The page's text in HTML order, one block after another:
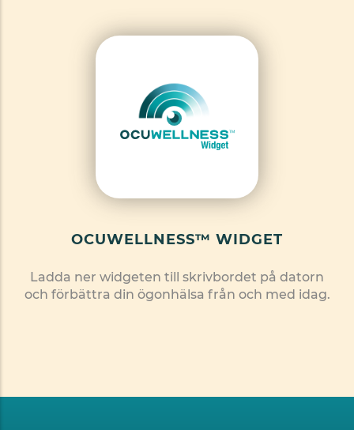
OCUWELLNESS™ WIDGET
Ladda ner widgeten till skrivbordet på datorn
och förbättra din ögonhälsa från och med idag.